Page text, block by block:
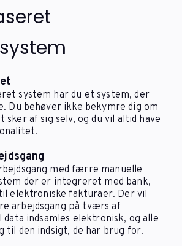
system har du et system, der
Du behøver ikke bekymre dig om
sker af sig selv, og du vil altid have
med færre manuelle
der er integreret med bank,
elektroniske fakturaer. Der vil
arbejdsgang på tværs af
data indsamles elektronisk, og alle
til den indsigt, de har brug for.